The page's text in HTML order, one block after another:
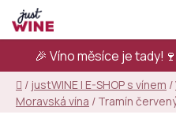
Přejít
na
obsah
🎉 Víno měsíce je tady!🍷
Domů
/ justWINE | E-SHOP s vínem /
Moravská vína / Tramín